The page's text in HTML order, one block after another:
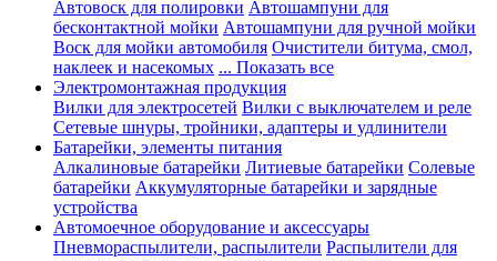
Автовоск для полировки Автошампуни для
бесконтактной мойки Автошампуни для ручной мойки
Воск для мойки автомобиля Очистители битума, смол,
наклеек и насекомых ... Показать все
Электромонтажная продукция
Вилки для электросетей Вилки с выключателем и реле
Сетевые шнуры, тройники, адаптеры и удлинители
Батарейки, элементы питания
Алкалиновые батарейки Литиевые батарейки Солевые
батарейки Аккумуляторные батарейки и зарядные
устройства
Автомоечное оборудование и аксессуары
Пневмораспылители, распылители Распылители для